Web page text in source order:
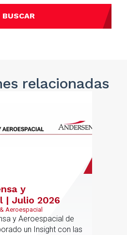
BUSCAR
relacionadas
y
| Julio 2026
Aeroespacial
y Aeroespacial de
un Insight con las